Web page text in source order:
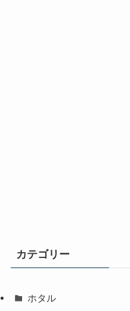
カテゴリー
ホタル